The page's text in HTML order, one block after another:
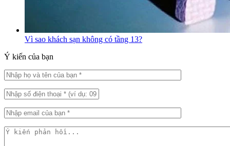
Vì sao khách sạn không có tầng 13?
Ý kiến của bạn